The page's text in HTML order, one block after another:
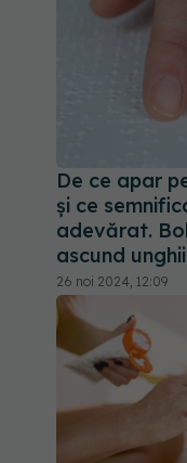
De ce apar
și ce
adevărat.
ascund
26 noi 2024, 12:09